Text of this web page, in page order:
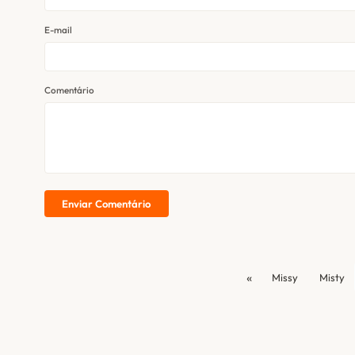
E-mail
Comentário
Enviar Comentário
« Missy Misty